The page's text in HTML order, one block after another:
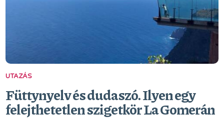
UTAZÁS
Füttynyelv és dudaszó. Ilyen egy
felejthetetlen szigetkör La Gomerán